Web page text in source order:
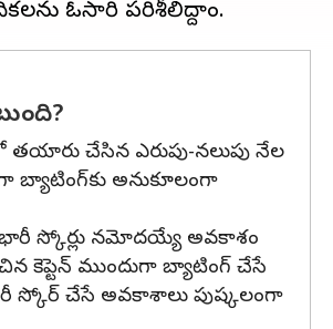
తయారు చేసిన ఎరుపు-నలుపు నేల
అనుకూలంగా
స్కోర్లు నమోదయ్యే అవకాశం
కెప్టెన్ ముందుగా బ్యాటింగ్ చేసే
చేసే అవకాశాలు పుష్కలంగా